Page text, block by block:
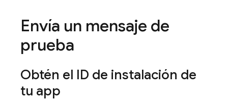
Envía un mensaje de
prueba
Obtén el ID de instalación de
tu app